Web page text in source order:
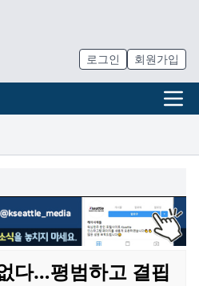
로그인 회원가입
다…평범하고 결핍